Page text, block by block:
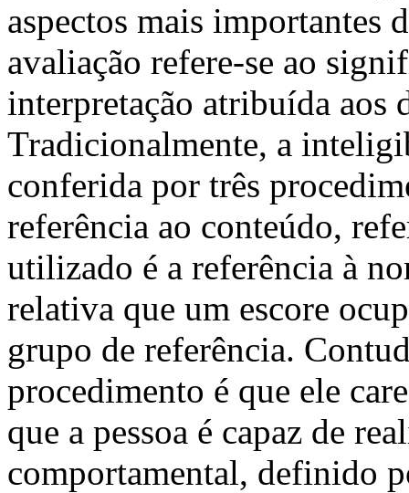
aspectos mais importantes
avaliação refere-se ao
interpretação atribuída aos
Tradicionalmente, a
conferida por três
referência ao conteúdo,
utilizado é a referência à
relativa que um escore
grupo de referência.
procedimento é que ele
que a pessoa é capaz de
comportamental, definido